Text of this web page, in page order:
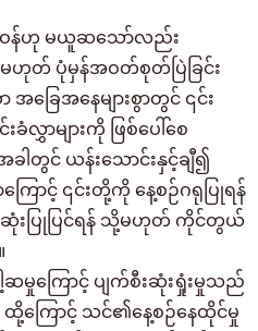
ဝန်ဟု မယူဆသော်လည်း
တ် ပုံမှန်အဝတ်စုတ်ပြဲခြင်း
ခြေအနေများစွာတွင် ၎င်း
လွှာများကို ဖြစ်ပေါ်စေ
တွင် ယန်းသောင်းနှင့်ချီ၍
ြောင့် ၎င်းတို့ကို နေ့စဉ်ဂရုပြုရန်
ဆုံးပြုပြင်ရန် သို့မဟုတ် ကိုင်တွယ်
ဆမှုကြောင့် ပျက်စီးဆုံးရှုံးမှုသည်
ထို့ကြောင့် သင်၏နေ့စဉ်နေထိုင်မှု